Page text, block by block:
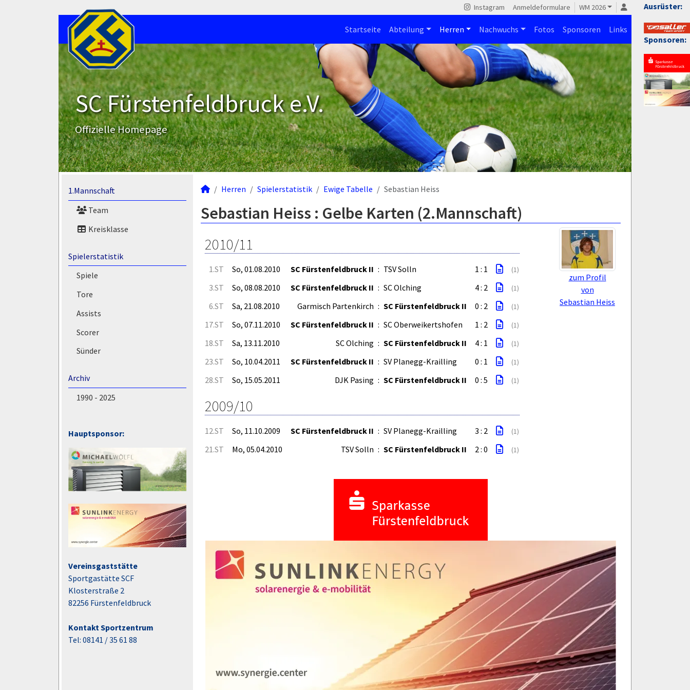
Ausrüster:
Sponsoren:
Instagram Anmeldeformulare WM 2026
Startseite Abteilung Herren Nachwuchs Fotos Sponsoren Links
SC Fürstenfeldbruck e.V.
Offizielle Homepage
1.Mannschaft
Team
Kreisklasse
Spielerstatistik
Spiele
Tore
Assists
Scorer
Sünder
Archiv
1990 - 2025
Hauptsponsor:
Vereinsgaststätte
Sportgastätte SCF
Klosterstraße 2
82256 Fürstenfeldbruck
Kontakt Sportzentrum
Tel: 08141 / 35 61 88
Herren Spielerstatistik Ewige Tabelle Sebastian Heiss
Sebastian Heiss : Gelbe Karten (2.Mannschaft)
zum Profil
von
Sebastian Heiss
2010/11
1.ST So, 01.08.2010 SC Fürstenfeldbruck II : TSV Solln 1 : 1 (1)
3.ST So, 08.08.2010 SC Fürstenfeldbruck II : SC Olching 4 : 2 (1)
6.ST Sa, 21.08.2010 Garmisch Partenkirch : SC Fürstenfeldbruck II 0 : 2 (1)
17.ST So, 07.11.2010 SC Fürstenfeldbruck II : SC Oberweikertshofen 1 : 2 (1)
18.ST Sa, 13.11.2010 SC Olching : SC Fürstenfeldbruck II 4 : 1 (1)
23.ST So, 10.04.2011 SC Fürstenfeldbruck II : SV Planegg-Krailling 0 : 1 (1)
28.ST So, 15.05.2011 DJK Pasing : SC Fürstenfeldbruck II 0 : 5 (1)
2009/10
12.ST So, 11.10.2009 SC Fürstenfeldbruck II : SV Planegg-Krailling 3 : 2 (1)
21.ST Mo, 05.04.2010 TSV Solln : SC Fürstenfeldbruck II 2 : 0 (1)